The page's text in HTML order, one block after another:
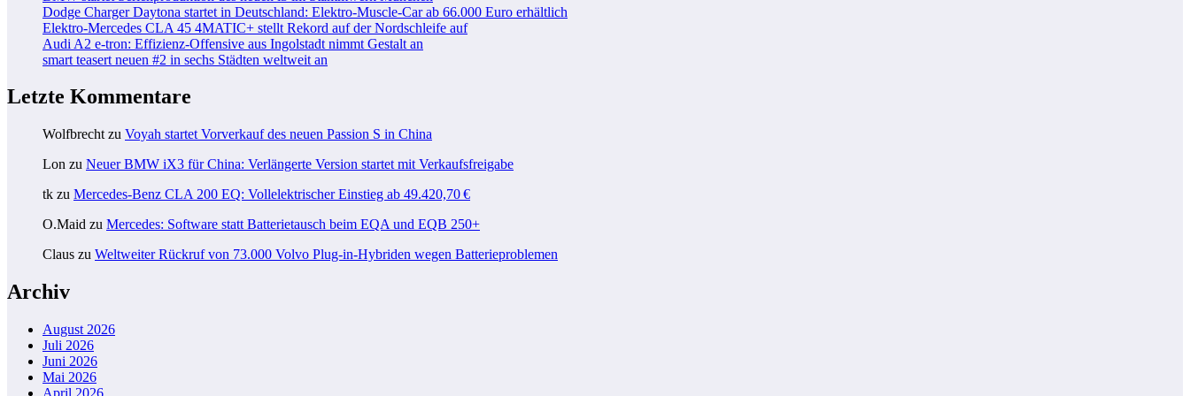
Dodge Charger Daytona startet in Deutschland: Elektro-Muscle-Car ab 66.000 Euro erhältlich
Elektro-Mercedes CLA 45 4MATIC+ stellt Rekord auf der Nordschleife auf
Audi A2 e-tron: Effizienz-Offensive aus Ingolstadt nimmt Gestalt an
smart teasert neuen #2 in sechs Städten weltweit an
Letzte Kommentare
Wolfbrecht zu Voyah startet Vorverkauf des neuen Passion S in China
Lon zu Neuer BMW iX3 für China: Verlängerte Version startet mit Verkaufsfreigabe
tk zu Mercedes-Benz CLA 200 EQ: Vollelektrischer Einstieg ab 49.420,70 €
O.Maid zu Mercedes: Software statt Batterietausch beim EQA und EQB 250+
Claus zu Weltweiter Rückruf von 73.000 Volvo Plug-in-Hybriden wegen Batterieproblemen
Archiv
August 2026
Juli 2026
Juni 2026
Mai 2026